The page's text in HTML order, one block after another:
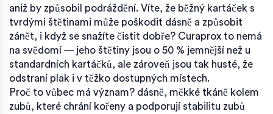
aniž by způsobil podráždění. Víte, že běžný kartáček s
tvrdými štětinami může poškodit dásně a způsobit
zánět, i když se snažíte čistit dobře? Curaprox to nemá
na svědomí — jeho štětiny jsou o 50 % jemnější než u
standardních kartáčků, ale zároveň jsou tak husté, že
odstraní plak i v těžko dostupných místech.
Proč to vůbec má význam? dásně, měkké tkáně kolem
zubů, které chrání kořeny a podporují stabilitu zubů